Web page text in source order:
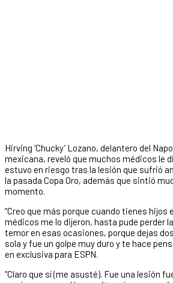
Hirving ‘Chucky’ Lozano, delantero del
mexicana, reveló que muchos médicos le
estuvo en riesgo tras la lesión que sufrió
la pasada Copa Oro, además que sintió
momento.
“Creo que más porque cuando tienes hijos
médicos me lo dijeron, hasta pude perder
temor en esas ocasiones, porque dejas
sola y fue un golpe muy duro y te hace
en exclusiva para ESPN.
“Claro que sí (me asusté). Fue una lesión